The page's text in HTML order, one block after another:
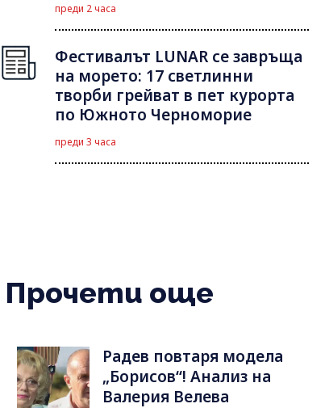
преди 2 часа
Фестивалът LUNAR се завръща
на морето: 17 светлинни
творби грейват в пет курорта
по Южното Черноморие
преди 3 часа
Прочети още
Радев повтаря модела
„Борисов“! Анализ на
Валерия Велева